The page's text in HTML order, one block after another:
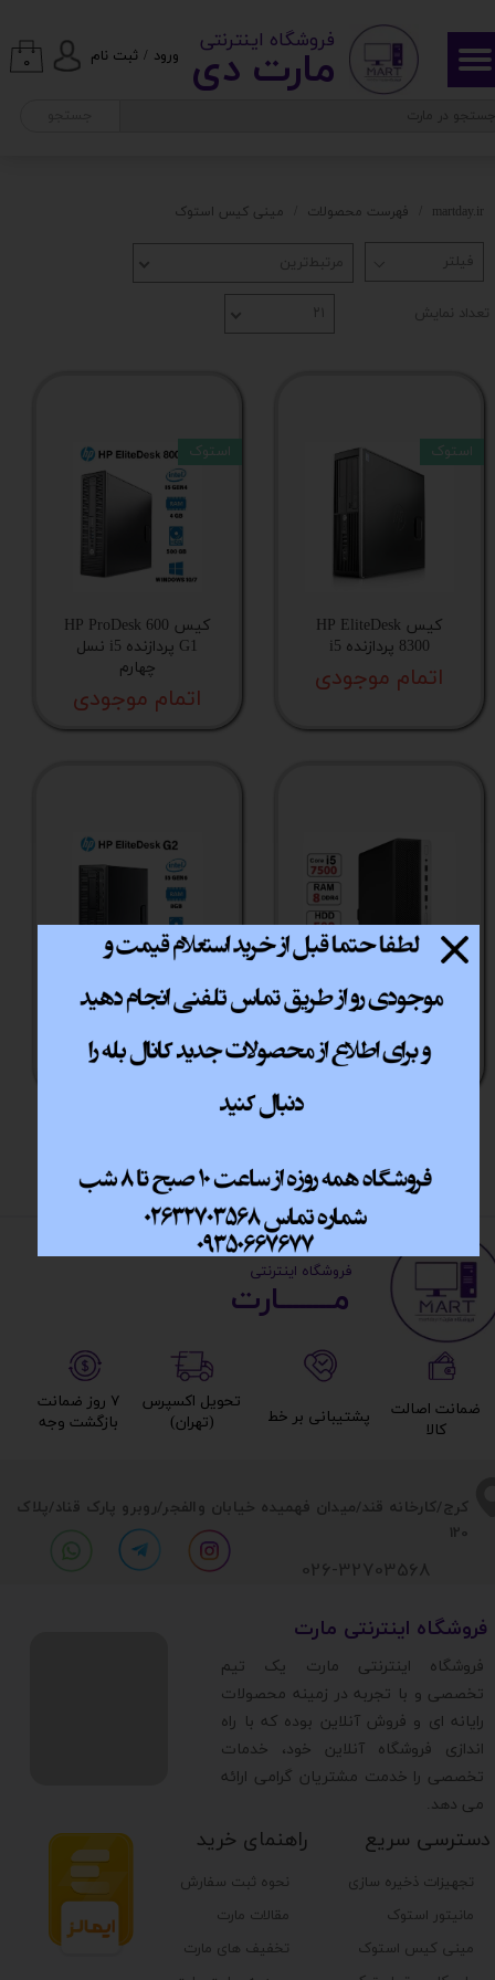
ورود / ثبت نام
حساب کاربری من
تغییر گذر واژه
خروج از حساب کاربری
۰ مارت دی​​​​​​
​ ​فروشگاه اینترنتی
martday.ir فهرست محصولات مینی کیس استوک
مرتبط‌ترین
تعداد نمایش ۲۱
کیس HP EliteDesk
8300 پردازنده i5
اتمام موجودی
استوک
کیس HP ProDesk 600
G1 پردازنده i5 نسل
چهارم
اتمام موجودی
استوک
مینی کیس Hp g3 600
کد 1001
اتمام موجودی
مینی کیس hp g2 800
کد1002
اتمام موجودی
​​کرج/کارخانه قند/میدان فهمیده خیابان والفجر/روبرو پارک قناد/پلاک
120
تجهیزات ذخیره سازی
مانیتور استوک
مینی کیس استوک
دسترسی سریع راهنمای خرید
نحوه ثبت سفارش
مقالات مارت
تخفیف های مارت
​فروشگاه اینترنتی مارت
​فروشگاه اینترنتی مارت یک تیم
تخصصی و با تجربه در زمینه محصولات
رایانه ای و فروش آنلاین بوده که با راه
اندازی فروشگاه آنلاین خود، خدمات
تخصصی را خدمت مشتریان گرامی ارائه
می دهد.
026-32703568
مــــــــارت​​​​​​
​ ​فروشگاه اینترنتی
۷ روز ضمانت
بازگشت وجه​​​​​​​
تحویل اکسپرس
(تهران)​​​​​​​
پشتیبانی بر خط​​​​​​​
ضمانت اصالت
کالا​​​​​​​